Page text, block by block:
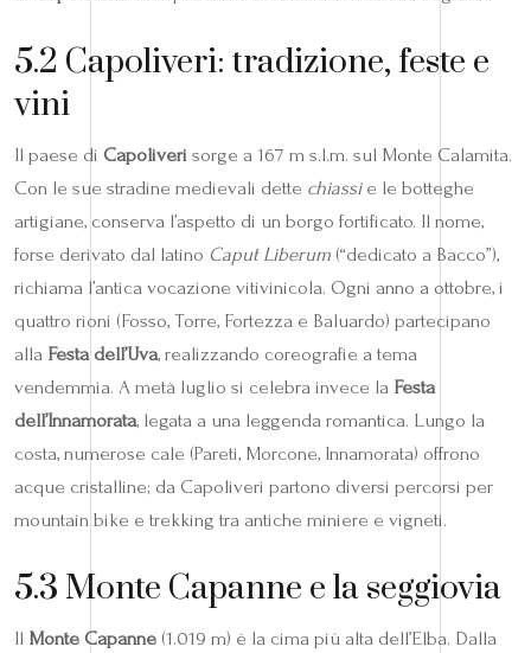
5.2 Capoliveri: tradizione, feste e
vini
Il paese di Capoliveri sorge a 167 m s.l.m. sul Monte Calamita.
Con le sue stradine medievali dette chiassie le botteghe
artigiane, conserva l’aspetto di un borgo fortificato. Il nome,
forse derivato dal latino Caput Liberum (“dedicato a Bacco”),
richiama l’antica vocazione vitivinicola. Ogni anno a ottobre, i
quattro rioni (Fosso, Torre, Fortezza e Baluardo) partecipano
alla Festa dell’Uva, realizzando coreografie a tema
vendemmia. A metà luglio si celebra invece la Festa
dell’Innamorata, legata a una leggenda romantica. Lungo la
costa, numerose cale (Pareti, Morcone, Innamorata) offrono
acque cristalline; da Capoliveri partono diversi percorsi per
mountain bike e trekking tra antiche miniere e vigneti.
5.3 Monte Capanne e la seggiovia
Il Monte Capanne (1.019 m) è la cima più alta dell’Elba. Dalla